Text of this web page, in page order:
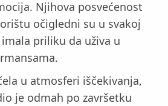
Njihova posvećenost
očigledni su u svakoj
priliku da uživa u
u atmosferi iščekivanja,
je odmah po završetku